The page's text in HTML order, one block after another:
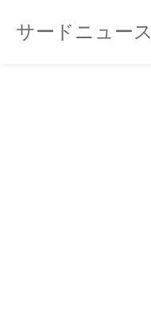
サードニュース